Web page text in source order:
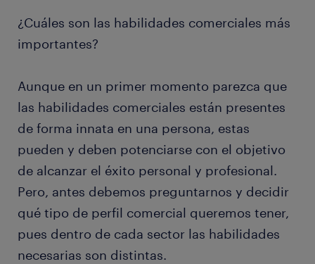
¿Cuáles son las habilidades comerciales más
importantes?
Aunque en un primer momento parezca que
las habilidades comerciales están presentes
de forma innata en una persona, estas
pueden y deben potenciarse con el objetivo
de alcanzar el éxito personal y profesional.
Pero, antes debemos preguntarnos y decidir
qué tipo de perfil comercial queremos tener,
pues dentro de cada sector las habilidades
necesarias son distintas.